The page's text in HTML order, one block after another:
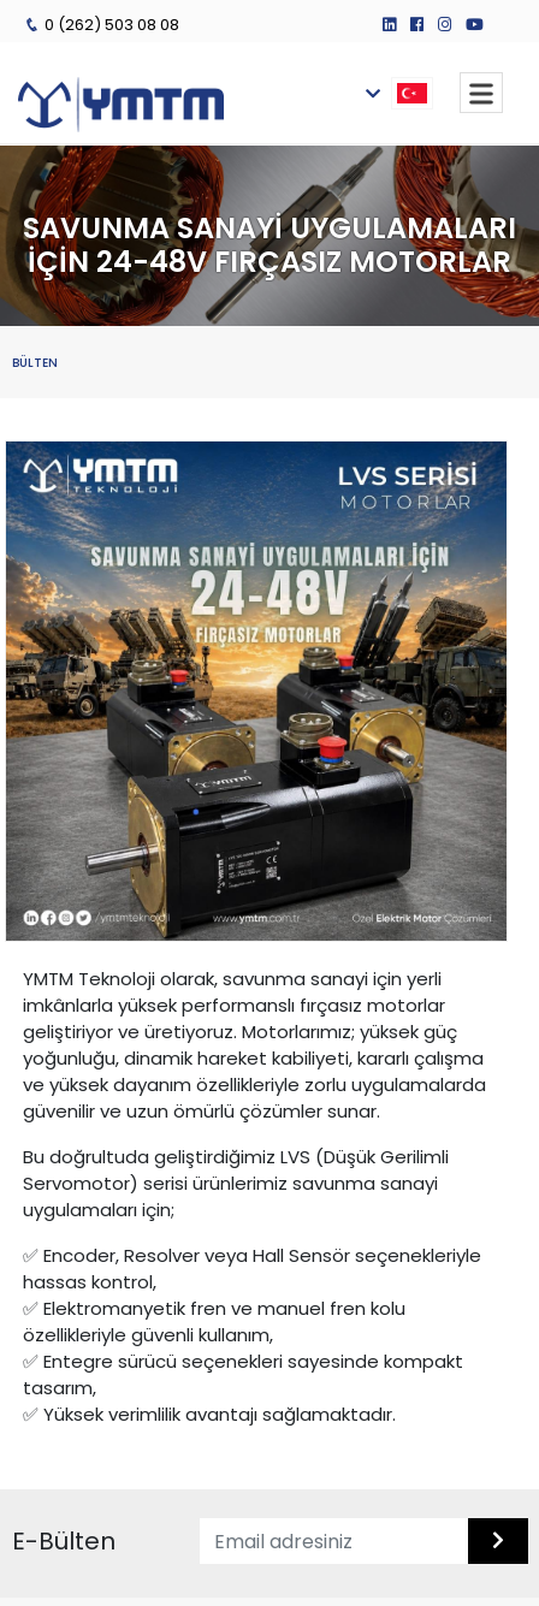
0 (262) 503 08 08
SAVUNMA SANAYİ UYGULAMALARI
İÇİN 24-48V FIRÇASIZ MOTORLAR
BÜLTEN
YMTM Teknoloji olarak, savunma sanayi için yerli
imkânlarla yüksek performanslı fırçasız motorlar
geliştiriyor ve üretiyoruz. Motorlarımız; yüksek güç
yoğunluğu, dinamik hareket kabiliyeti, kararlı çalışma
ve yüksek dayanım özellikleriyle zorlu uygulamalarda
güvenilir ve uzun ömürlü çözümler sunar.
Bu doğrultuda geliştirdiğimiz LVS (Düşük Gerilimli
Servomotor) serisi ürünlerimiz savunma sanayi
uygulamaları için;
✅ Encoder, Resolver veya Hall Sensör seçenekleriyle
hassas kontrol,
✅ Elektromanyetik fren ve manuel fren kolu
özellikleriyle güvenli kullanım,
✅ Entegre sürücü seçenekleri sayesinde kompakt
tasarım,
✅ Yüksek verimlilik avantajısağlamaktadır.
E-Bülten